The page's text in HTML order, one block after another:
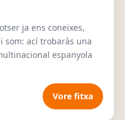
ja ens coneixes,
som: ací trobaràs una
espanyola
Vore fitxa